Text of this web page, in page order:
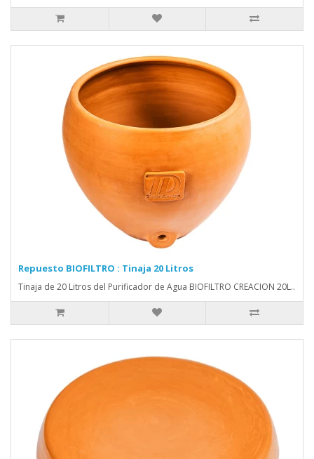
Repuesto BIOFILTRO : Tinaja 20 Litros
Tinaja de 20 Litros del Purificador de Agua BIOFILTRO CREACION 20L..